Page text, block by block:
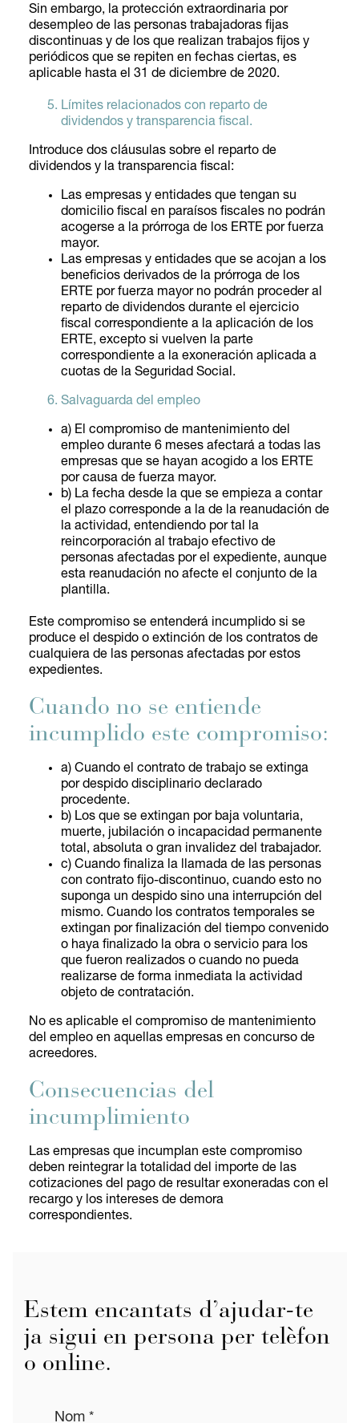
Sin embargo, la protección extraordinaria por
desempleo de las personas trabajadoras fijas
discontinuas y de los que realizan trabajos fijos y
periódicos que se repiten en fechas ciertas, es
aplicable hasta el 31 de diciembre de 2020.
Límites relacionados con reparto de
dividendos y transparencia fiscal.
Introduce dos cláusulas sobre el reparto de
dividendos y la transparencia fiscal:
Las empresas y entidades que tengan su
domicilio fiscal en paraísos fiscales no podrán
acogerse a la prórroga de los ERTE por fuerza
mayor.
Las empresas y entidades que se acojan a los
beneficios derivados de la prórroga de los
ERTE por fuerza mayor no podrán proceder al
reparto de dividendos durante el ejercicio
fiscal correspondiente a la aplicación de los
ERTE, excepto si vuelven la parte
correspondiente a la exoneración aplicada a
cuotas de la Seguridad Social.
Salvaguarda del empleo
a) El compromiso de mantenimiento del
empleo durante 6 meses afectará a todas las
empresas que se hayan acogido a los ERTE
por causa de fuerza mayor.
b) La fecha desde la que se empieza a contar
el plazo corresponde a la de la reanudación de
la actividad, entendiendo por tal la
reincorporación al trabajo efectivo de
personas afectadas por el expediente, aunque
esta reanudación no afecte el conjunto de la
plantilla.
Este compromiso se entenderá incumplido si se
produce el despido o extinción de los contratos de
cualquiera de las personas afectadas por estos
expedientes.
Cuando no se entiende
incumplido este compromiso:
a) Cuando el contrato de trabajo se extinga
por despido disciplinario declarado
procedente.
b) Los que se extingan por baja voluntaria,
muerte, jubilación o incapacidad permanente
total, absoluta o gran invalidez del trabajador.
c) Cuando finaliza la llamada de las personas
con contrato fijo-discontinuo, cuando esto no
suponga un despido sino una interrupción del
mismo. Cuando los contratos temporales se
extingan por finalización del tiempo convenido
o haya finalizado la obra o servicio para los
que fueron realizados o cuando no pueda
realizarse de forma inmediata la actividad
objeto de contratación.
No es aplicable el compromiso de mantenimiento
del empleo en aquellas empresas en concurso de
acreedores.
Consecuencias del
incumplimiento
Las empresas que incumplan este compromiso
deben reintegrar la totalidad del importe de las
cotizaciones del pago de resultar exoneradas con el
recargo y los intereses de demora
correspondientes.
Estem encantats d’ajudar-te
ja sigui en persona per telèfon
o online.